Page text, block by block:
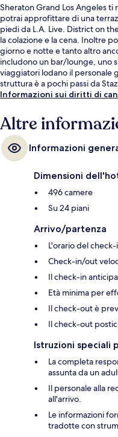
Sheraton Grand Los Angeles ti
potrai approfittare di una
piedi da L.A. Live. District on
la colazione e la cena. Inoltre
giorno e notte e tanto altro
includono un bar/lounge, uno
viaggiatori lodano il personale
struttura è a pochi passi da
mentre Stazione di Pershing
Informazioni sui diritti di
Altre
Informazioni
Dimensioni
496 camere
Su 24 piani
Arrivo/partenza
L'orario del
Check-in/out
Il check-in
Età minima per
Il check-out è
Il check-out
Istruzioni speciali
La completa
assunta da un
Il personale alla
all'arrivo.
Le informazioni
tradotte con